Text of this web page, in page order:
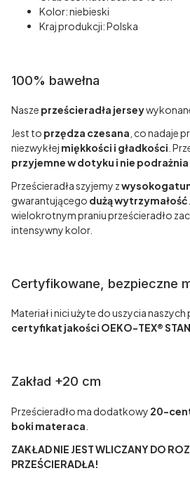
Kolor: niebieski
Kraj produkcji: Polska
100% bawełna
Nasze prześcieradła jersey
Jest to przędza czesana , co nadaje
niezwykłej miękkości i gładkości .
przyjemne w dotyku i nie
Prześcieradła szyjemy z
gwarantującego dużą wytrzymałość
wielokrotnym praniu prześcieradło
intensywny kolor.
Certyfikowane, bezpieczne
Materiał i nici użyte do uszycia
certyfikat jakości OEKO-TEX®
Zakład +20 cm
Prześcieradło ma dodatkowy 20-
boki materaca
ZAKŁAD NIE JEST WLICZANY DO
PRZEŚCIERADŁA!